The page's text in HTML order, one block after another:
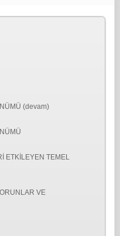
(devam)
ETKİLEYEN TEMEL
VE